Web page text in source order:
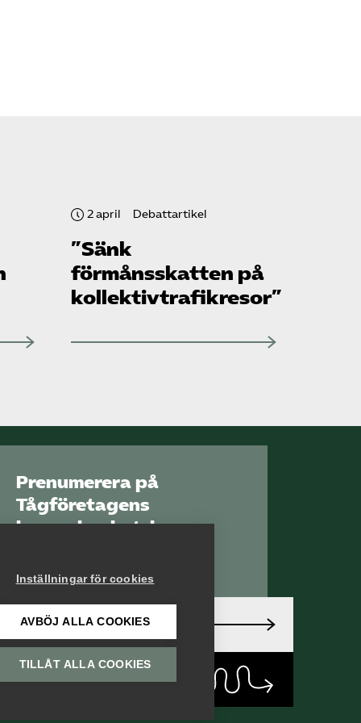
2 april Debattartikel
”Sänk
förmånsskatten på
kollektivtrafikresor”
Prenumerera på
Tågföretagens
branschnyhetsbrev
din inkorg.
Anmäl dig här
Läs
nyhetsbrev
Inställningar för cookies
AVBÖJ ALLA COOKIES
TILLÅT ALLA COOKIES